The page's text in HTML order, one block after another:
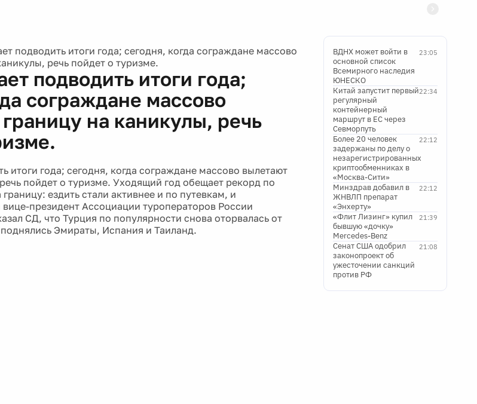
подводить итоги года; сегодня, когда сограждане массово
речь пойдет о туризме.
подводить итоги года;
сограждане массово
на каникулы, речь
итоги года; сегодня, когда сограждане массово вылетают
пойдет о туризме. Уходящий год обещает рекорд по
ездить стали активнее и по путевкам, и
президент Ассоциации туроператоров России
СД, что Турция по популярности снова оторвалась от
поднялись Эмираты, Испания и Таиланд.
23:05
ВДНХ может войти в
основной список
Всемирного наследия
ЮНЕСКО
22:34
Китай запустит первый
регулярный
контейнерный
маршрут в ЕС через
Севморпуть
22:12
Более 20 человек
задержаны по делу о
незарегистрированных
криптообменниках в
«Москва-Сити»
22:12
Минздрав добавил в
ЖНВЛП препарат
«Энхерту»
21:39
«Флит Лизинг» купил
бывшую «дочку»
Mercedes-Benz
21:08
Сенат США одобрил
законопроект об
ужесточении санкций
против РФ